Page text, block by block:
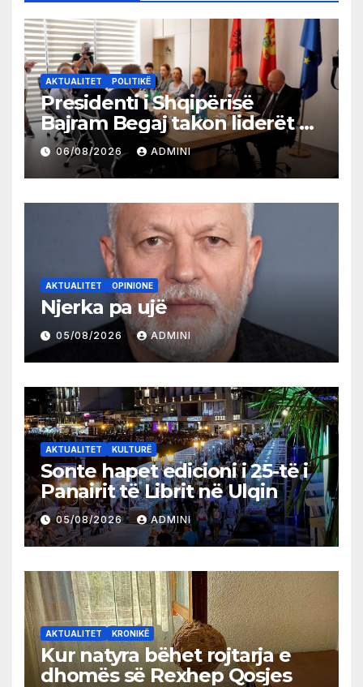
AKTUALITET POLITIKË
Presidenti i Shqipërisë
Bajram Begaj takon liderët e
partive shqiptare në Ulqin
06/08/2026 ADMINI
AKTUALITET OPINIONE
Njerka pa ujë
05/08/2026 ADMINI
AKTUALITET KULTURË
Sonte hapet edicioni i 25-të i
Panairit të Librit në Ulqin
05/08/2026 ADMINI
AKTUALITET KRONIKË
Kur natyra bëhet rojtarja e
dhomës së Rexhep Qosjes